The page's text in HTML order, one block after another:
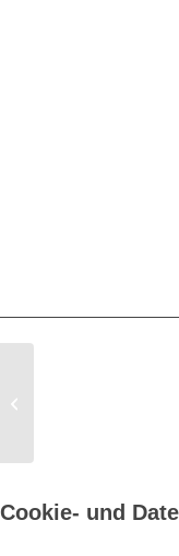
Cookie- und